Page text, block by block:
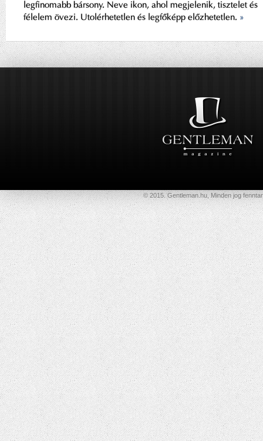
legfinomabb bársony. Neve ikon, ahol megjelenik, tisztelet és
félelem övezi. Utolérhetetlen és legfőképp előzhetetlen. »
© 2015. Gentleman.hu, Minden jog